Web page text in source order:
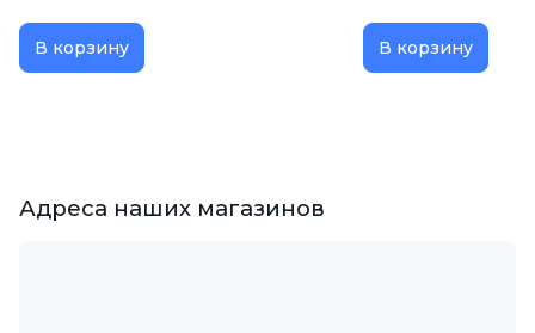
В корзину В корзину
Адреса наших магазинов